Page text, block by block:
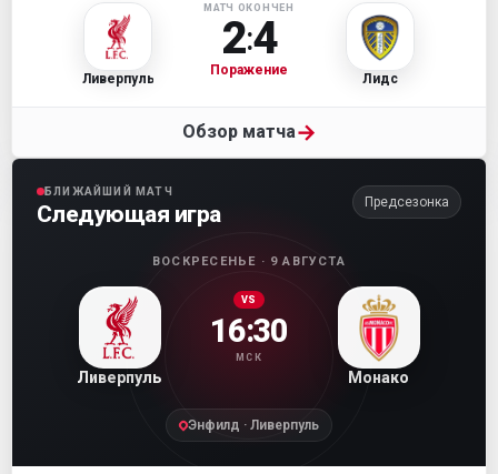
Ливерпуль
МАТЧ ОКОНЧЕН
2:4
Поражение
Лидс
Обзор матча→
БЛИЖАЙШИЙ МАТЧ
Следующая игра Предсезонка
ВОСКРЕСЕНЬЕ · 9 АВГУСТА
Ливерпуль
VS
16:30
МСК
Монако
Энфилд · Ливерпуль